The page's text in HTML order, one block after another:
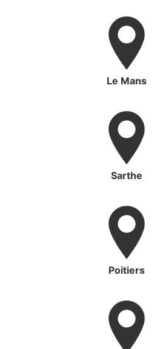
Le Mans
Sarthe
Poitiers